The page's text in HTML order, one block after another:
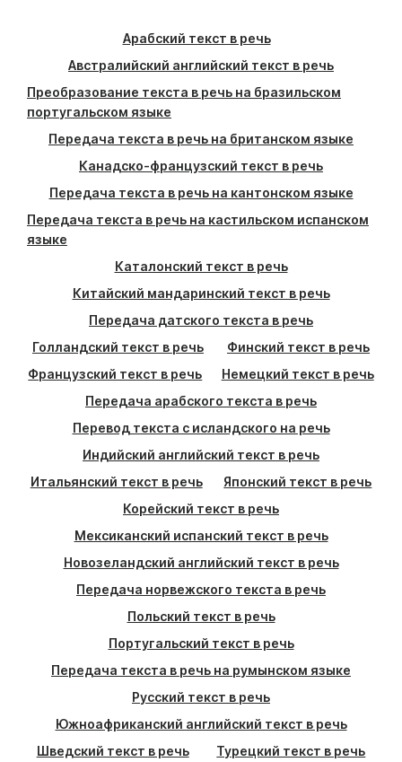
Арабский текст в речь
Австралийский английский текст в речь
Преобразование текста в речь на бразильском
португальском языке
Передача текста в речь на британском языке
Канадско-французский текст в речь
Передача текста в речь на кантонском языке
Передача текста в речь на кастильском испанском
языке
Каталонский текст в речь
Китайский мандаринский текст в речь
Передача датского текста в речь
Голландский текст в речь
Финский текст в речь
Французский текст в речь
Немецкий текст в речь
Передача арабского текста в речь
Перевод текста с исландского на речь
Индийский английский текст в речь
Итальянский текст в речь
Японский текст в речь
Корейский текст в речь
Мексиканский испанский текст в речь
Новозеландский английский текст в речь
Передача норвежского текста в речь
Польский текст в речь
Португальский текст в речь
Передача текста в речь на румынском языке
Русский текст в речь
Южноафриканский английский текст в речь
Шведский текст в речь
Турецкий текст в речь